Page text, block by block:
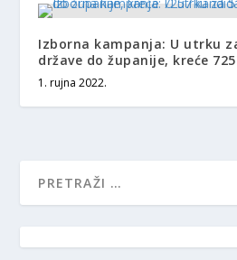
Izborna kampanja: U utrku
države do županije, kreće
1. rujna 2022.